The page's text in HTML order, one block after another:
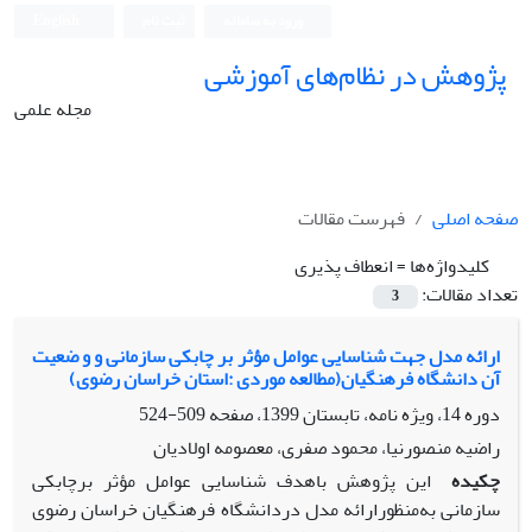
پژوهش در نظام‌های آموزشی
مجله علمی
صفحه اصلی
فهرست مقالات
کلیدواژه‌ها =انعطاف پذیری
تعداد مقالات:
3
ارائه مدل جهت شناسایی عوامل مؤثر بر چابکی سازمانی و و ضعیت
آن دانشگاه فرهنگیان(مطالعه موردی :استان خراسان رضوی)
دوره 14، ویژه نامه، تابستان 1399، صفحه
509-524
راضیه منصورنیا، محمود صفری، معصومه اولادیان
چکیده این پژوهش باهدف شناسایی عوامل مؤثر برچابکی
سازمانی به‌منظورارائه مدل دردانشگاه فرهنگیان خراسان رضوی